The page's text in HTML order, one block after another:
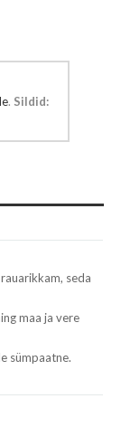
. Sildid:
seda
maa ja vere
sümpaatne.